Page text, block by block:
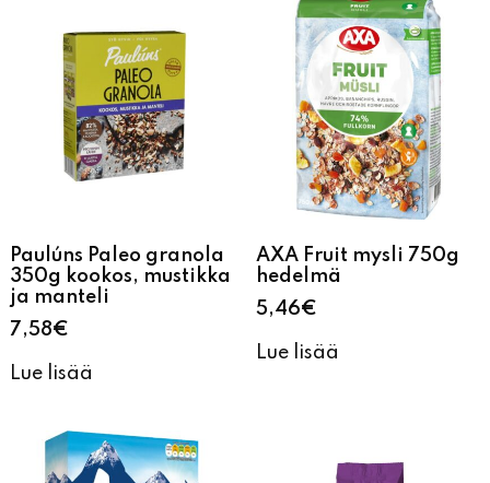
Paulúns Paleo granola
350g kookos, mustikka
ja manteli
7,58€
Lue lisää
AXA Fruit mysli 750g
hedelmä
5,46€
Lue lisää